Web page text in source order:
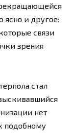
и другое:
связи
зрения
стал
нет
подобному